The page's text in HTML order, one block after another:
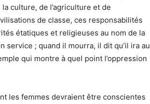
culture, de l’agriculture et de
de classe, ces responsabilités
étatiques et religieuses au nom de la
; quand il mourra, il dit qu’il ira au
qui montre à quel point l’oppression
les femmes devraient être conscientes